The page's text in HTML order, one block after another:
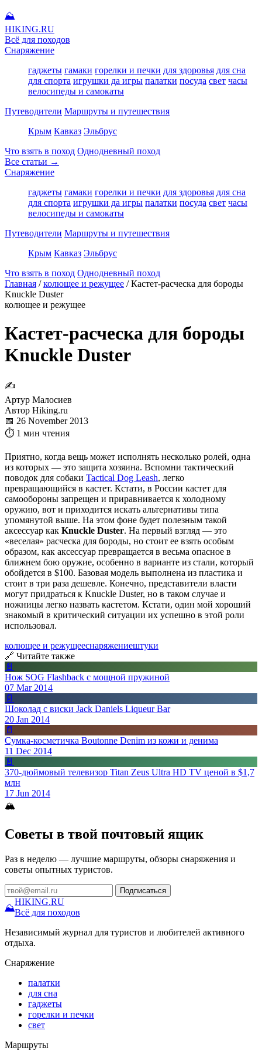
⛰
HIKING.RU
Всё для походов
Снаряжение
гаджеты гамаки горелки и печки для здоровья для сна
для спорта игрушки да игры палатки посуда свет часы
велосипеды и самокаты
Путеводители Маршруты и путешествия
Крым Кавказ Эльбрус
Что взять в поход Однодневный поход
Все статьи →
Снаряжение
гаджеты гамаки горелки и печки для здоровья для сна
для спорта игрушки да игры палатки посуда свет часы
велосипеды и самокаты
Путеводители Маршруты и путешествия
Крым Кавказ Эльбрус
Что взять в поход Однодневный поход
Главная / колющее и режущее / Кастет-расческа для бороды
Knuckle Duster
колющее и режущее
Кастет-расческа для бороды
Knuckle Duster
✍
Артур Малосиев
Автор Hiking.ru
📅 26 November 2013
⏱ 1 мин чтения
Приятно, когда вещь может исполнять несколько ролей, одна
из которых — это защита хозяина. Вспомни тактический
поводок для собаки Tactical Dog Leash, легко
превращающийся в кастет. Кстати, в России кастет для
самообороны запрещен и приравнивается к холодному
оружию, вот и приходится искать альтернативы типа
упомянутой выше. На этом фоне будет полезным такой
аксессуар как Knuckle Duster. На первый взгляд — это
«веселая» расческа для бороды, но стоит ее взять особым
образом, как аксессуар превращается в весьма опасное в
ближнем бою оружие, особенно в варианте из стали, который
обойдется в $100. Базовая модель выполнена из пластика и
стоит в три раза дешевле. Конечно, представители власти
могут придраться к Knuckle Duster, но в таком случае и
ножницы легко назвать кастетом. Кстати, один мой хороший
знакомый в критический ситуации их успешно в этой роли
использовал.
колющее и режущееснаряжениештуки
🔗 Читайте также
📄
Нож SOG Flashback с мощной пружиной
07 Mar 2014
📄
Шоколад с виски Jack Daniels Liqueur Bar
20 Jan 2014
📄
Сумка-косметичка Boutonne Denim из кожи и денима
11 Dec 2014
📄
370-дюймовый телевизор Titan Zeus Ultra HD TV ценой в $1,7
млн
17 Jun 2014
🏔
Советы в твой почтовый ящик
Раз в неделю — лучшие маршруты, обзоры снаряжения и
советы опытных туристов.
Подписаться
⛰
HIKING.RU
Всё для походов
Независимый журнал для туристов и любителей активного
отдыха.
Снаряжение
палатки
для сна
гаджеты
горелки и печки
свет
Маршруты